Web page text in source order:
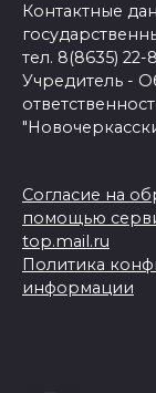
Контактные
тел. 8(8635) 22-
Учредитель -
Согласие на
помощью
top.mail.ru
Политика
информации